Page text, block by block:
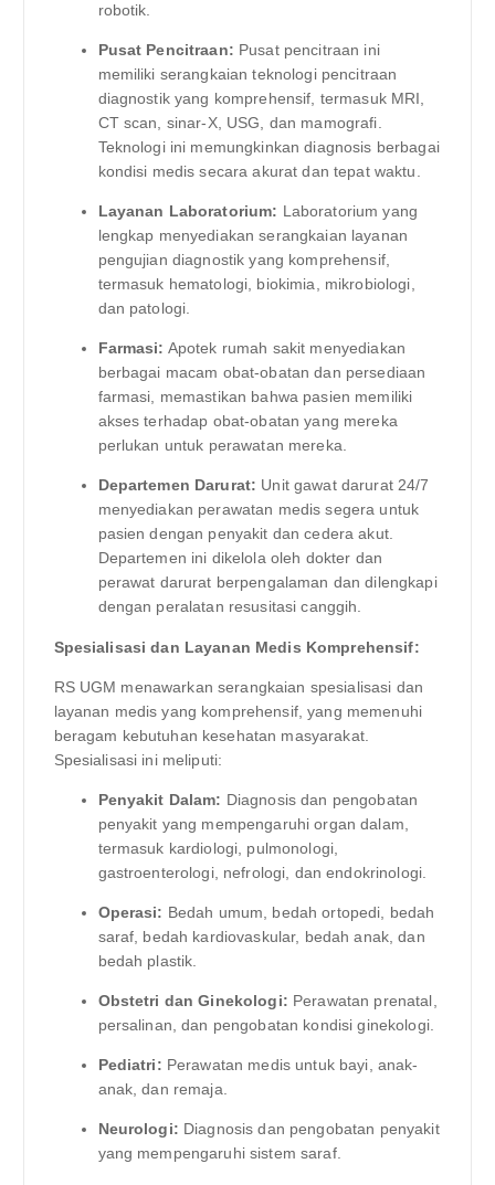
robotik.
Pusat Pencitraan: Pusat pencitraan ini
memiliki serangkaian teknologi pencitraan
diagnostik yang komprehensif, termasuk MRI,
CT scan, sinar-X, USG, dan mamografi.
Teknologi ini memungkinkan diagnosis berbagai
kondisi medis secara akurat dan tepat waktu.
Layanan Laboratorium: Laboratorium yang
lengkap menyediakan serangkaian layanan
pengujian diagnostik yang komprehensif,
termasuk hematologi, biokimia, mikrobiologi,
dan patologi.
Farmasi: Apotek rumah sakit menyediakan
berbagai macam obat-obatan dan persediaan
farmasi, memastikan bahwa pasien memiliki
akses terhadap obat-obatan yang mereka
perlukan untuk perawatan mereka.
Departemen Darurat: Unit gawat darurat 24/7
menyediakan perawatan medis segera untuk
pasien dengan penyakit dan cedera akut.
Departemen ini dikelola oleh dokter dan
perawat darurat berpengalaman dan dilengkapi
dengan peralatan resusitasi canggih.
Spesialisasi dan Layanan Medis Komprehensif:
RS UGM menawarkan serangkaian spesialisasi dan
layanan medis yang komprehensif, yang memenuhi
beragam kebutuhan kesehatan masyarakat.
Spesialisasi ini meliputi:
Penyakit Dalam: Diagnosis dan pengobatan
penyakit yang mempengaruhi organ dalam,
termasuk kardiologi, pulmonologi,
gastroenterologi, nefrologi, dan endokrinologi.
Operasi: Bedah umum, bedah ortopedi, bedah
saraf, bedah kardiovaskular, bedah anak, dan
bedah plastik.
Obstetri dan Ginekologi: Perawatan prenatal,
persalinan, dan pengobatan kondisi ginekologi.
Pediatri: Perawatan medis untuk bayi, anak-
anak, dan remaja.
Neurologi: Diagnosis dan pengobatan penyakit
yang mempengaruhi sistem saraf.